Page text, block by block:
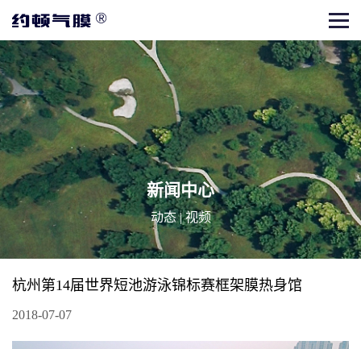
新闻中心
动态|视频
杭州第14届世界短池游泳锦标赛框架膜热身馆
2018-07-07